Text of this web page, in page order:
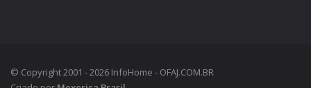
© Copyright 2001 - 2026 InfoHome - OFAJ.COM.BR